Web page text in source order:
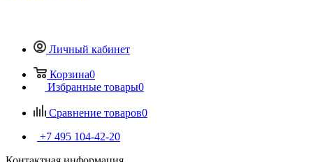
Личный кабинет
Корзина0
Избранные товары0
Сравнение товаров0
+7 495 104-42-20